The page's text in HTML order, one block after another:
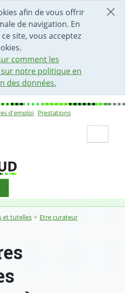
afin de vous offrir
de navigation. En
site, vous acceptez
comment les
notre politique en
des données.
DÉBUT DU CONTENU DE LA PAGE
ACCÈS AU CHAMP DE RECHERCHE
PAGE D'ACCUEIL
FORMULAIRE DE CONTACT
d'emploi Prestations
et tutelles Etre curateur
organisées à l'intention des